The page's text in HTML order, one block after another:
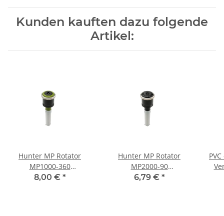
Kunden kauften dazu folgende
Artikel:
Hunter MP Rotator
MP1000-360
Rotationsdüse 360° 2,5-
8,00 € *
Hunter MP Rotator
MP2000-90
Rotationsdüse 90°-210°
6,79 € *